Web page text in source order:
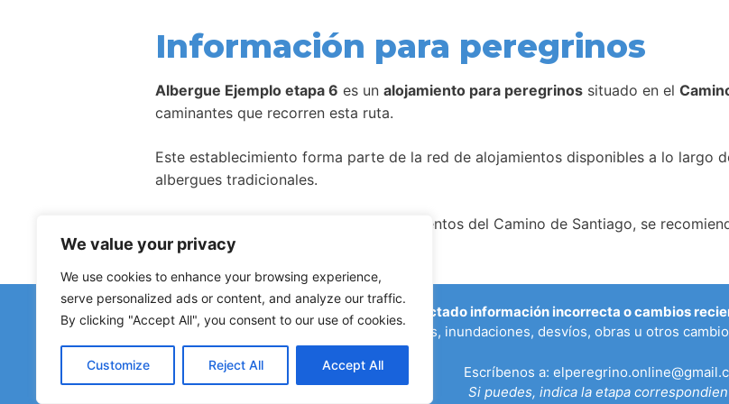
We value your privacy
We use cookies to enhance your browsing experience,
serve personalized ads or content, and analyze our traffic.
By clicking "Accept All", you consent to our use of cookies.
Customize Reject All Accept All
Información para peregrinos
Albergue Ejemplo etapa 6 es un alojamiento para peregrinos situado en el
caminantes que recorren esta ruta.
Este establecimiento forma parte de la red de alojamientos disponibles a lo largo
albergues tradicionales.
Como ocurre con la mayoría de alojamientos del Camino de Santiago, se
¿Has detectado información incorrecta o cambios
Avisos sobre albergues cerrados, inundaciones, desvíos, obras u otros
Escríbenos a:
Si puedes, indica la etapa